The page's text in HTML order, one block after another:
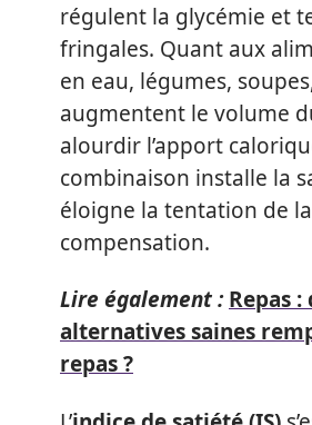
régulent la glycémie et
fringales. Quant aux
en eau, légumes,
augmentent le volume
alourdir l’apport
combinaison installe la
éloigne la tentation de la
compensation.
Lire également : Repas
alternatives saines
repas ?